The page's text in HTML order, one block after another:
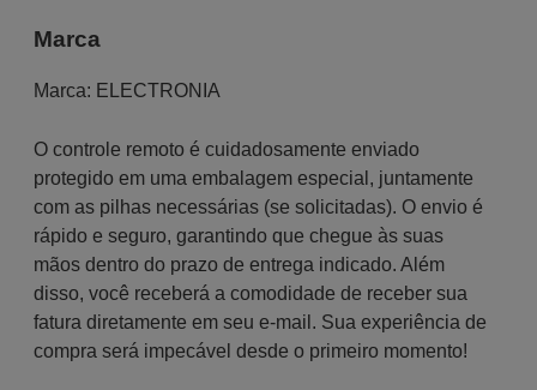
Marca
Marca: ELECTRONIA
O controle remoto é cuidadosamente enviado
protegido em uma embalagem especial, juntamente
com as pilhas necessárias (se solicitadas). O envio é
rápido e seguro, garantindo que chegue às suas
mãos dentro do prazo de entrega indicado. Além
disso, você receberá a comodidade de receber sua
fatura diretamente em seu e-mail. Sua experiência de
compra será impecável desde o primeiro momento!